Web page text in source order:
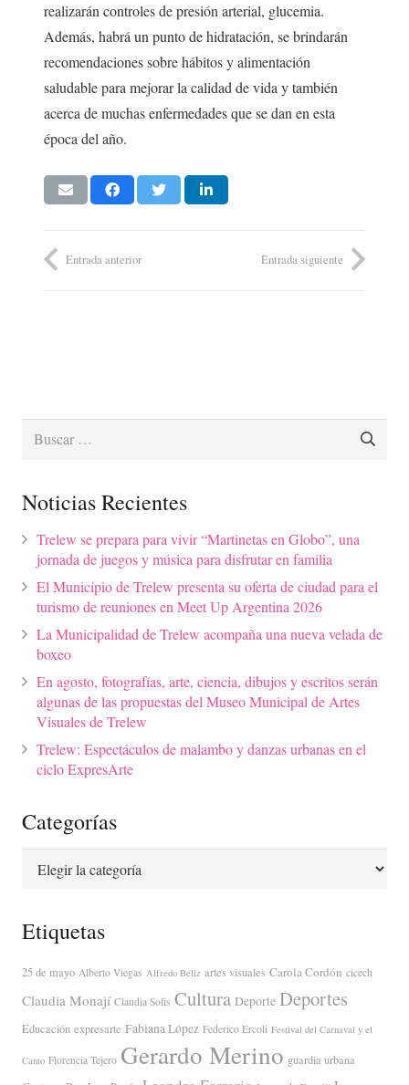
realizarán controles de presión arterial, glucemia.
Además, habrá un punto de hidratación, se brindarán
recomendaciones sobre hábitos y alimentación
saludable para mejorar la calidad de vida y también
acerca de muchas enfermedades que se dan en esta
época del año.
Entrada anterior Entrada siguiente
Buscar:
Noticias Recientes
Trelew se prepara para vivir “Martinetas en Globo”, una
jornada de juegos y música para disfrutar en familia
El Municipio de Trelew presenta su oferta de ciudad para el
turismo de reuniones en Meet Up Argentina 2026
La Municipalidad de Trelew acompaña una nueva velada de
boxeo
En agosto, fotografías, arte, ciencia, dibujos y escritos serán
algunas de las propuestas del Museo Municipal de Artes
Visuales de Trelew
Trelew: Espectáculos de malambo y danzas urbanas en el
ciclo ExpresArte
Categorías
Etiquetas
25 de mayo Alberto Viegas Alfredo Beliz artes visuales Carola Cordón cicech
Claudia Monají Claudia Solis Cultura Deporte Deportes
Educación expresarte Fabiana López Federico Ercoli Festival del Carnaval y el
Canto Florencia Tejero Gerardo Merino guardia urbana